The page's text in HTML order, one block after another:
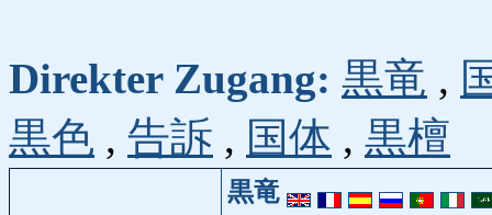
Direkter Zugang: 黒竜 ,
黒色 , 告訴 , 国体 , 黒檀
黒竜